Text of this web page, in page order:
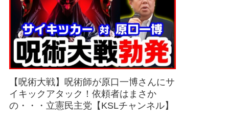
【呪術大戦】呪術師が原口一博さんにサ
イキックアタック！依頼者はまさか
の・・・立憲民主党【KSLチャンネル】